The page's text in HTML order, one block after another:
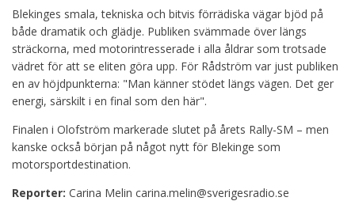
Blekinges smala, tekniska och bitvis förrädiska vägar bjöd på
både dramatik och glädje. Publiken svämmade över längs
sträckorna, med motorintresserade i alla åldrar som trotsade
vädret för att se eliten göra upp. För Rådström var just publiken
en av höjdpunkterna: "Man känner stödet längs vägen. Det ger
energi, särskilt i en final som den här".
Finalen i Olofström markerade slutet på årets Rally-SM – men
kanske också början på något nytt för Blekinge som
motorsportdestination.
Reporter: Carina Melin carina.melin@sverigesradio.se